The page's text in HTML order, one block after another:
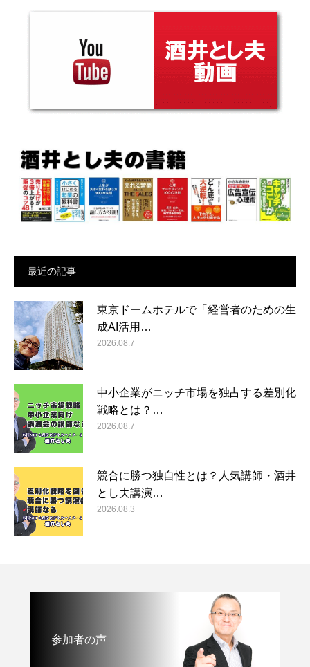
最近の記事
東京ドームホテルで「経営者のための生
成AI活用…
2026.08.7
中小企業がニッチ市場を独占する差別化
戦略とは？…
2026.08.7
競合に勝つ独自性とは？人気講師・酒井
とし夫講演…
2026.08.3
参加者の声